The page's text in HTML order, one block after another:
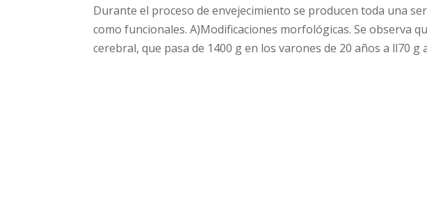
Durante el proceso de envejecimiento se producen toda una
como funcionales. A)Modificaciones morfológicas. Se observa
cerebral, que pasa de 1400 g en los varones de 20 años a ll70 g